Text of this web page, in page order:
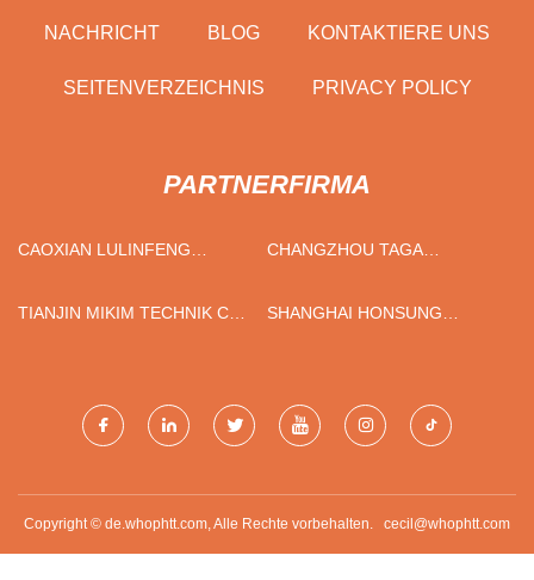
NACHRICHT BLOG KONTAKTIERE UNS
SEITENVERZEICHNIS PRIVACY POLICY
PARTNERFIRMA
CAOXIAN LULINFENG
CHANGZHOU TAGA
CORP., GMBH.
TIANJIN MIKIM TECHNIK CO.,
SHANGHAI HONSUNG
Copyright © de.whophtt.com, Alle Rechte vorbehalten. cecil@whophtt.com